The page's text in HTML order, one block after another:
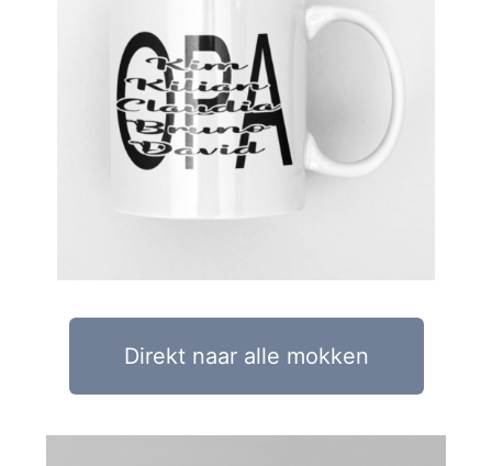
Direkt naar alle mokken